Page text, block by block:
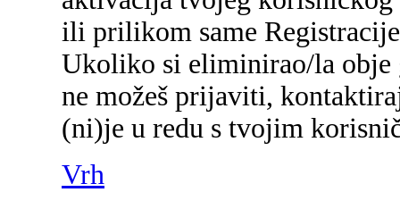
ili prilikom same
Ukoliko si eliminirao/la obje
ne možeš prijaviti,
(ni)je u redu s tvojim
Vrh